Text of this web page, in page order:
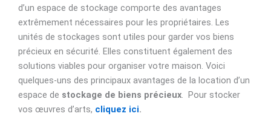
d’un espace de stockage comporte des avantages
extrêmement nécessaires pour les propriétaires. Les
unités de stockages sont utiles pour garder vos biens
précieux en sécurité. Elles constituent également des
solutions viables pour organiser votre maison. Voici
quelques-uns des principaux avantages de la location d’un
espace de stockage de biens précieux. Pour stocker
vos œuvres d’arts, cliquez ici.